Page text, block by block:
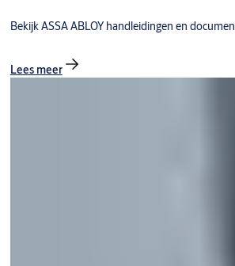
Bekijk ASSA ABLOY handleidingen en
Lees meer